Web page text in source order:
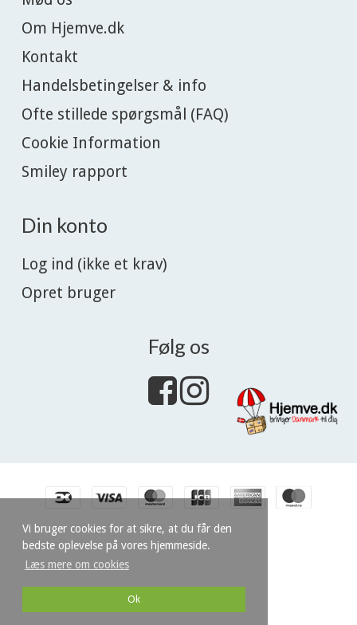
Vi bruger cookies for at sikre, at du får den
bedste oplevelse på vores hjemmeside.
Læs mere om cookies
Ok
Om Hjemve.dk
Kontakt
Handelsbetingelser & info
Ofte stillede spørgsmål (FAQ)
Cookie Information
Smiley rapport
Din konto
Log ind (ikke et krav)
Opret bruger
Følg os